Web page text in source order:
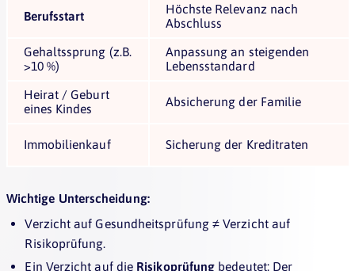
Berufsstart
Höchste Relevanz nach
Abschluss
Gehaltssprung (z.B.
>10 %)
Anpassung an steigenden
Lebensstandard
Heirat / Geburt
eines Kindes
Absicherung der Familie
Immobilienkauf Sicherung der Kreditraten
Wichtige Unterscheidung:
Verzicht auf Gesundheitsprüfung ≠ Verzicht auf
Risikoprüfung.
Ein Verzicht auf die Risikoprüfung bedeutet: Der